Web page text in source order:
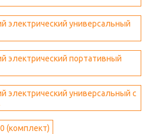
электрический универсальный
электрический портативный
электрический универсальный с
(комплект)